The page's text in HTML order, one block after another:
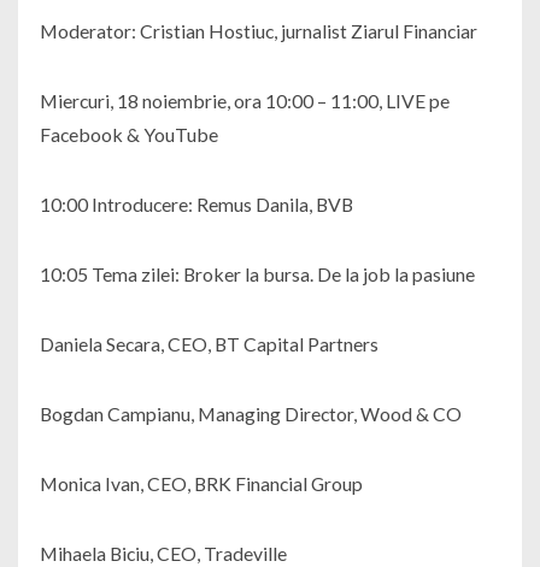
Moderator: Cristian Hostiuc, jurnalist Ziarul Financiar
Miercuri, 18 noiembrie, ora 10:00 – 11:00, LIVE pe
Facebook & YouTube
10:00 Introducere: Remus Danila, BVB
10:05 Tema zilei: Broker la bursa. De la job la pasiune
Daniela Secara, CEO, BT Capital Partners
Bogdan Campianu, Managing Director, Wood & CO
Monica Ivan, CEO, BRK Financial Group
Mihaela Biciu, CEO, Tradeville